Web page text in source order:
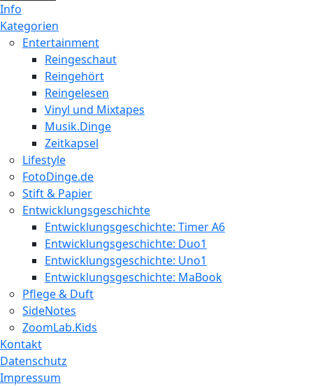
Info
Kategorien
Entertainment
Reingeschaut
Reingehört
Reingelesen
Vinyl und Mixtapes
Musik.Dinge
Zeitkapsel
Lifestyle
FotoDinge.de
Stift & Papier
Entwicklungsgeschichte
Entwicklungsgeschichte: Timer A6
Entwicklungsgeschichte: Duo1
Entwicklungsgeschichte: Uno1
Entwicklungsgeschichte: MaBook
Pflege & Duft
SideNotes
ZoomLab.Kids
Kontakt
Datenschutz
Impressum